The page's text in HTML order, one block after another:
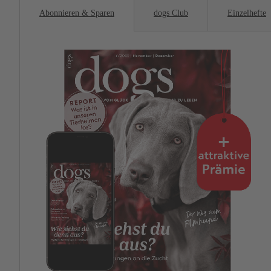
Abonnieren & Sparen dogs Club Einzelhefte